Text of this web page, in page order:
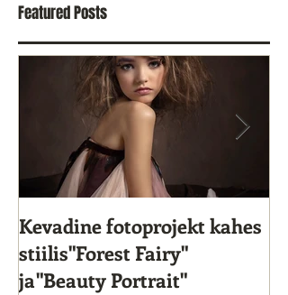
Featured Posts
Kevadine fotoprojekt kahes
stiilis"Forest Fairy"
ja"Beauty Portrait"